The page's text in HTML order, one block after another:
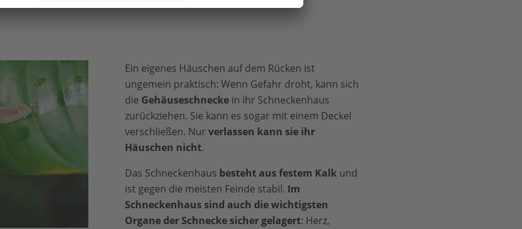
Ein eigenes Häuschen auf dem Rücken ist
ungemein praktisch: Wenn Gefahr droht, kann sich
die Gehäuseschnecke in ihr Schneckenhaus
zurückziehen. Sie kann es sogar mit einem Deckel
verschließen. Nur verlassen kann sie ihr
Häuschen nicht.
Das Schneckenhaus besteht aus festem Kalk und
ist gegen die meisten Feinde stabil. Im
Schneckenhaus sind auch die wichtigsten
Organe der Schnecke sicher gelagert: Herz,